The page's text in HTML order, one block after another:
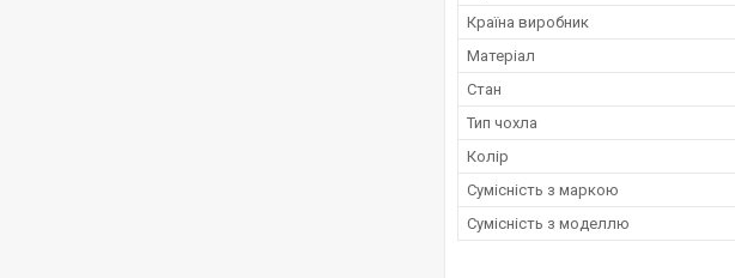
Країна виробник
Матеріал
Стан
Тип чохла
Колір
Сумісність з маркою
Сумісність з моделлю